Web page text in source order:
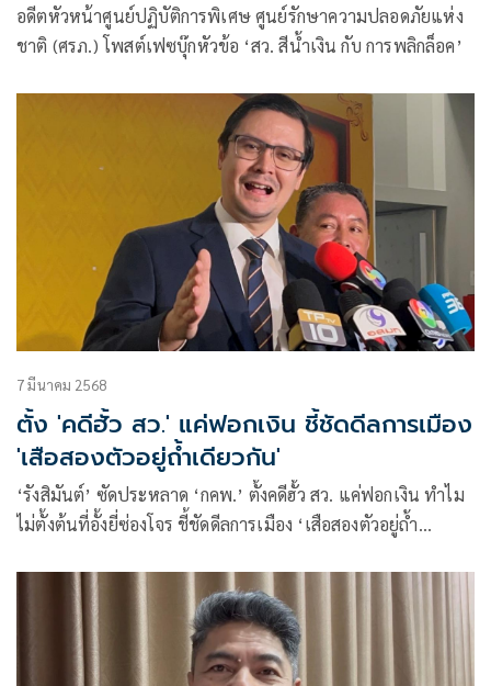
อดีตหัวหน้าศูนย์ปฏิบัติการพิเศษ ศูนย์รักษาความปลอดภัยแห่ง
ชาติ (ศรภ.) โพสต์เฟซบุ๊กหัวข้อ ‘สว. สีน้ำเงิน กับ การพลิกล็อค’
7 มีนาคม 2568
ตั้ง 'คดีฮั้ว สว.' แค่ฟอกเงิน ชี้ชัดดีลการเมือง
'เสือสองตัวอยู่ถ้ำเดียวกัน'
‘รังสิมันต์’ ซัดประหลาด ‘กคพ.’ ตั้งคดีฮั้ว สว. แค่ฟอกเงิน ทำไม
ไม่ตั้งต้นที่อั้งยี่ซ่องโจร ชี้ชัดดีลการเมือง ‘เสือสองตัวอยู่ถ้ำ